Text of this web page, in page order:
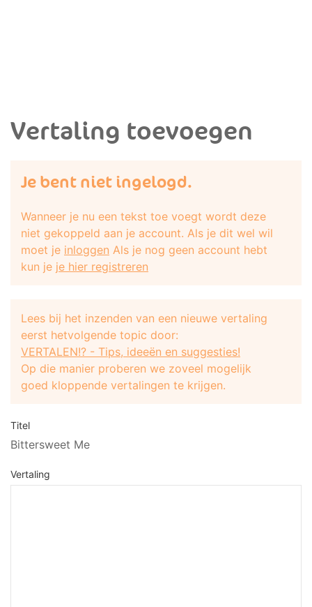
Vertaling toevoegen
Je bent niet ingelogd.
Wanneer je nu een tekst toe voegt wordt deze
niet gekoppeld aan je account. Als je dit wel wil
moet je inloggen Als je nog geen account hebt
kun je je hier registreren
Lees bij het inzenden van een nieuwe vertaling
eerst hetvolgende topic door:
VERTALEN!? - Tips, ideeën en suggesties!
Op die manier proberen we zoveel mogelijk
goed kloppende vertalingen te krijgen.
Titel
Bittersweet Me
Vertaling